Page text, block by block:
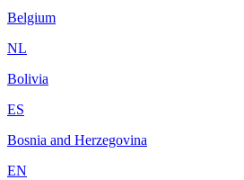
Belgium
NL
Bolivia
ES
Bosnia and Herzegovina
EN